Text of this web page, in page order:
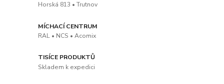
Horská 813 • Trutnov
MÍCHACÍ CENTRUM
RAL • NCS • Acomix
TISÍCE PRODUKTŮ
Skladem k expedici